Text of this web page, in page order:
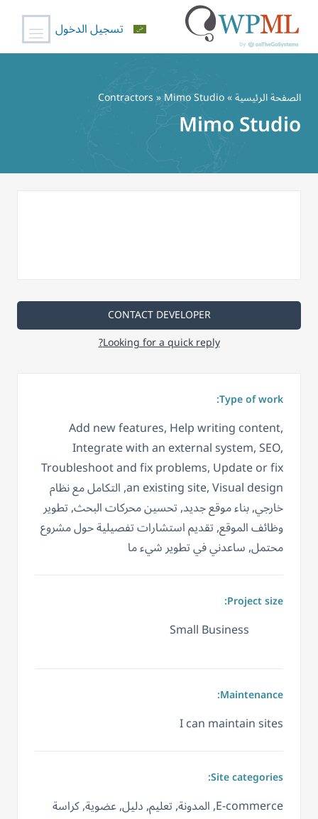
المحتوى
تسجيل الدخول
الصفحة الرئيسية»
Contractors» Mimo Studio
Mimo Studio
CONTACT DEVELOPER
Looking for a quick reply?
Type of work:
Add new features, Help writing content,
Integrate with an external system, SEO,
Troubleshoot and fix problems, Update or fix
an existing site, Visual design, التكامل مع نظام
خارجي, بناء موقع جديد, تحسين محركات البحث, تطوير
وظائف الموقع, تقديم استشارات تفصيلية حول مشروع
محتمل, ساعدني في تطوير شيء ما
Project size:
Small Business
Maintenance:
I can maintain sites
Site categories:
E-commerce, المدونة, تعليم, دليل, عضوية, كراسة